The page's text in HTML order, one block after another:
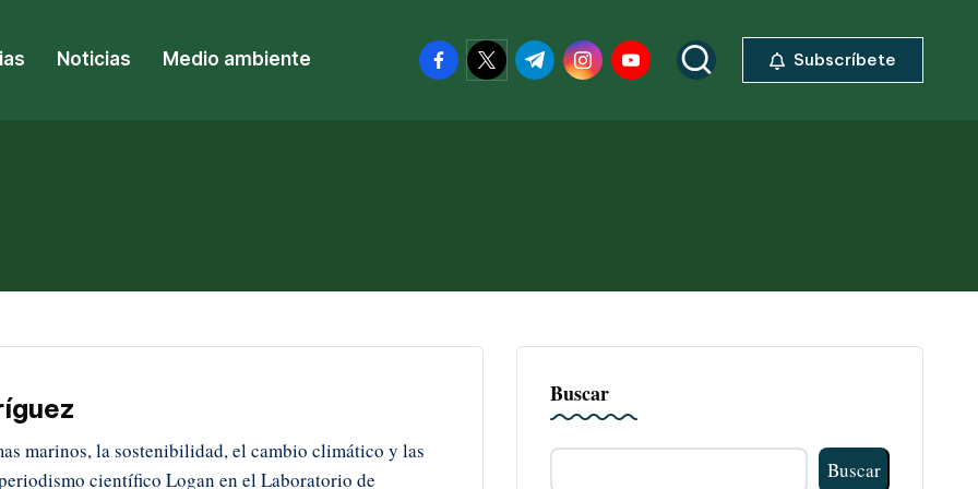
Noticias Medio ambiente facebook.com
twitter.com
t.me instagram.com
youtube.com Subscríbete
marinos, la sostenibilidad, el cambio climático y las
científico Logan en el Laboratorio de
Buscar
Buscar